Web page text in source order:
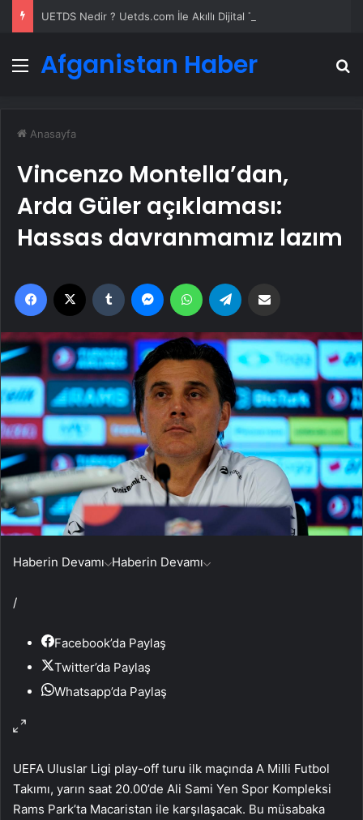
Menü
Afganistan Haber
Anasayfa
Vincenzo Montella’dan,
Arda Güler açıklaması:
Hassas davranmamız lazım
Facebook Tumblr MessengerWhatsApp
Haberin Devamı Haberin Devamı
/
Facebook’da Paylaş
Twitter’da Paylaş
Whatsapp’da Paylaş
UEFA Uluslar Ligi play-off turu ilk maçında A Milli Futbol
Takımı, yarın saat 20.00’de Ali Sami Yen Spor Kompleksi
Rams Park’ta Macaristan ile karşılaşacak. Bu müsabaka